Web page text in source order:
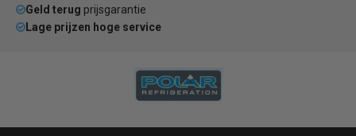
Geld terug prijsgarantie
Lage prijzen hoge service